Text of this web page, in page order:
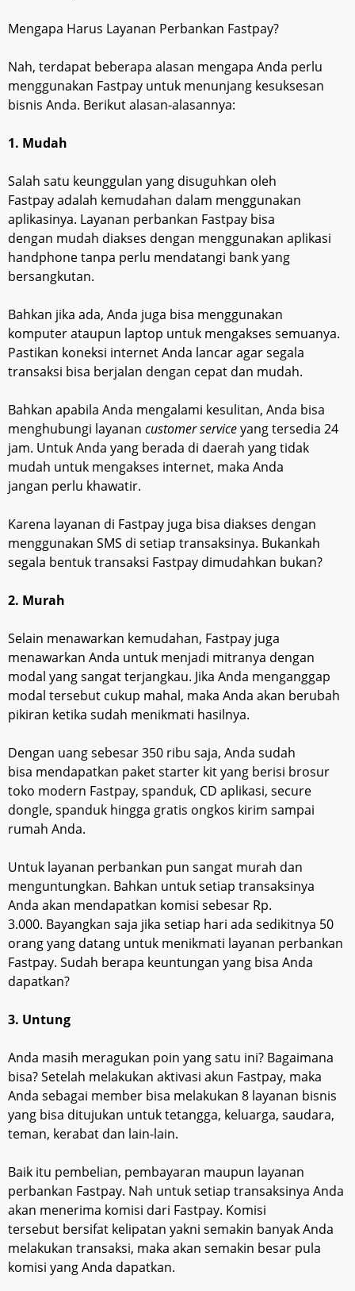
Mengapa Harus Layanan Perbankan Fastpay?
Nah, terdapat beberapa alasan mengapa Anda perlu
menggunakan Fastpay untuk menunjang kesuksesan
bisnis Anda. Berikut alasan-alasannya:
1. Mudah
Salah satu keunggulan yang disuguhkan oleh
Fastpay adalah kemudahan dalam menggunakan
aplikasinya. Layanan perbankan Fastpay bisa
dengan mudah diakses dengan menggunakan aplikasi
handphone tanpa perlu mendatangi bank yang
bersangkutan.
Bahkan jika ada, Anda juga bisa menggunakan
komputer ataupun laptop untuk mengakses semuanya.
Pastikan koneksi internet Anda lancar agar segala
transaksi bisa berjalan dengan cepat dan mudah.
Bahkan apabila Anda mengalami kesulitan, Anda bisa
menghubungi layanan customer serviceyang tersedia 24
jam. Untuk Anda yang berada di daerah yang tidak
mudah untuk mengakses internet, maka Anda
jangan perlu khawatir.
Karena layanan di Fastpay juga bisa diakses dengan
menggunakan SMS di setiap transaksinya. Bukankah
segala bentuk transaksi Fastpay dimudahkan bukan?
2. Murah
Selain menawarkan kemudahan, Fastpay juga
menawarkan Anda untuk menjadi mitranya dengan
modal yang sangat terjangkau. Jika Anda menganggap
modal tersebut cukup mahal, maka Anda akan berubah
pikiran ketika sudah menikmati hasilnya.
Dengan uang sebesar 350 ribu saja, Anda sudah
bisa mendapatkan paket starter kit yang berisi brosur
toko modern Fastpay, spanduk, CD aplikasi, secure
dongle, spanduk hingga gratis ongkos kirim sampai
rumah Anda.
Untuk layanan perbankan pun sangat murah dan
menguntungkan. Bahkan untuk setiap transaksinya
Anda akan mendapatkan komisi sebesar Rp.
3.000. Bayangkan saja jika setiap hari ada sedikitnya 50
orang yang datang untuk menikmati layanan perbankan
Fastpay. Sudah berapa keuntungan yang bisa Anda
dapatkan?
3. Untung
Anda masih meragukan poin yang satu ini? Bagaimana
bisa? Setelah melakukan aktivasi akun Fastpay, maka
Anda sebagai member bisa melakukan 8 layanan bisnis
yang bisa ditujukan untuk tetangga, keluarga, saudara,
teman, kerabat dan lain-lain.
Baik itu pembelian, pembayaran maupun layanan
perbankan Fastpay. Nah untuk setiap transaksinya Anda
akan menerima komisi dari Fastpay. Komisi
tersebut bersifat kelipatan yakni semakin banyak Anda
melakukan transaksi, maka akan semakin besar pula
komisi yang Anda dapatkan.